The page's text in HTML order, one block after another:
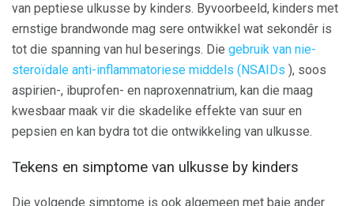
van peptiese ulkusse by kinders. Byvoorbeeld, kinders met
ernstige brandwonde mag sere ontwikkel wat sekondêr is
tot die spanning van hul beserings. Die gebruik van nie-
steroïdale anti-inflammatoriese middels (NSAIDs ), soos
aspirien-, ibuprofen- en naproxennatrium, kan die maag
kwesbaar maak vir die skadelike effekte van suur en
pepsien en kan bydra tot die ontwikkeling van ulkusse.
Tekens en simptome van ulkusse by kinders
Die volgende simptome is ook algemeen met baie ander